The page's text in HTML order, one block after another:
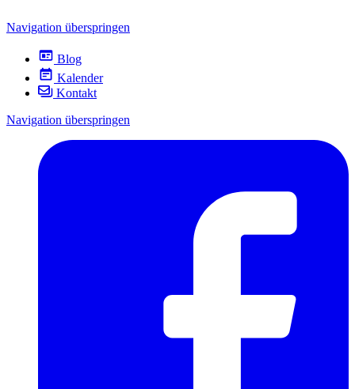
Navigation überspringen
Blog
Kalender
Kontakt
Navigation überspringen